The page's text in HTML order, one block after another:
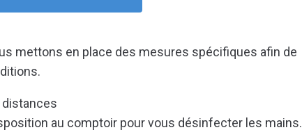
mettons en place des mesures spécifiques afin de
distances
au comptoir pour vous désinfecter les mains.